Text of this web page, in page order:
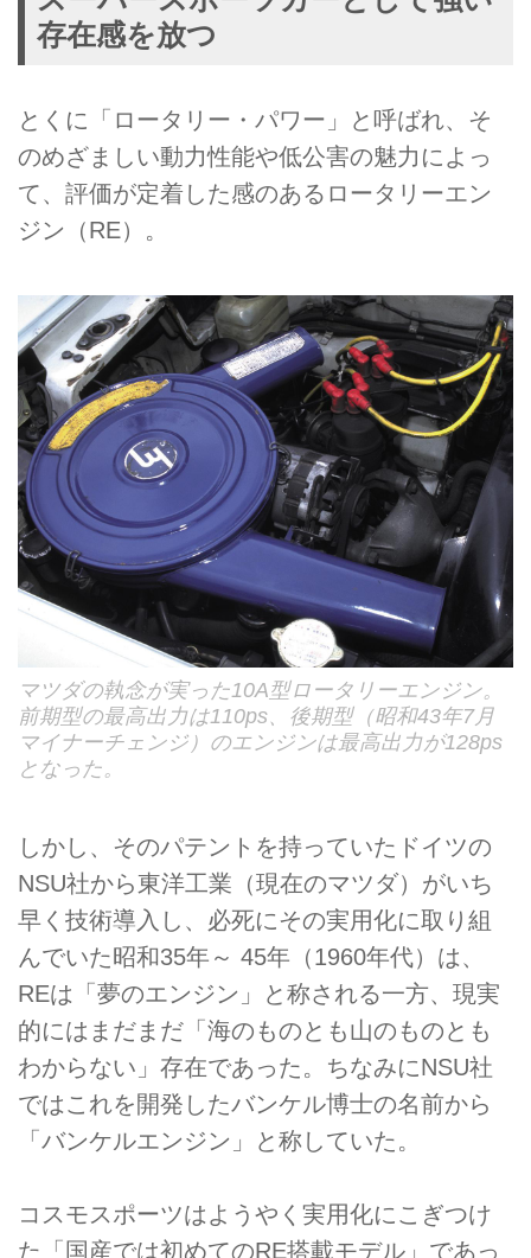
存在感を放つ
とくに「ロータリー・パワー」と呼ばれ、そ
のめざましい動力性能や低公害の魅力によっ
て、評価が定着した感のあるロータリーエン
ジン（RE）。
マツダの執念が実った10A型ロータリーエンジン。
前期型の最高出力は110ps、後期型（昭和43年7月
マイナーチェンジ）のエンジンは最高出力が128ps
となった。
しかし、そのパテントを持っていたドイツの
NSU社から東洋工業（現在のマツダ）がいち
早く技術導入し、必死にその実用化に取り組
んでいた昭和35年～ 45年（1960年代）は、
REは「夢のエンジン」と称される一方、現実
的にはまだまだ「海のものとも山のものとも
わからない」存在であった。ちなみにNSU社
ではこれを開発したバンケル博士の名前から
「バンケルエンジン」と称していた。
コスモスポーツはようやく実用化にこぎつけ
た「国産では初めてのRE搭載モデル」であっ